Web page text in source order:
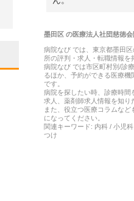
墨田区の医療法人社団慈徳
病院なび では、 東京都墨田区
所の評判・求人・転職情報を
病院なび では市区町村別/診
るほか、予約ができる医療
です。
病院を探したい時、診療時間
求人、薬剤師求人情報を知り
また、役立つ医療コラムな
になってください。
関連キーワード: 内科 / 小児
つけ